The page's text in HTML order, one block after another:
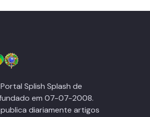
Splish Splash de
em 07-07-2008.
diariamente artigos